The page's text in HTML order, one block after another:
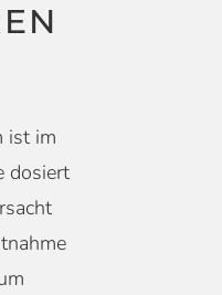
ist im
dosiert